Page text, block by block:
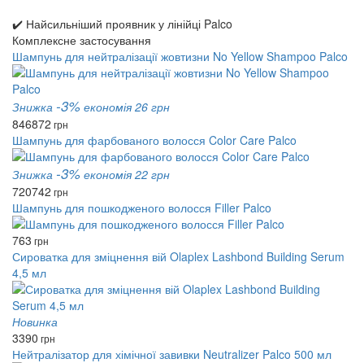
✔️ Найсильніший проявник у лінійці Palco
Комплексне застосування
Шампунь для нейтралізації жовтизни No Yellow Shampoo Palco
Знижка -3% економія 26 грн
846872 грн
Шампунь для фарбованого волосся Color Care Palco
Знижка -3% економія 22 грн
720742 грн
Шампунь для пошкодженого волосся Filler Palco
763 грн
Сироватка для зміцнення вій Olaplex Lashbond Building Serum
4,5 мл
Новинка
3390 грн
Нейтралізатор для хімічної завивки Neutralizer Palco 500 мл